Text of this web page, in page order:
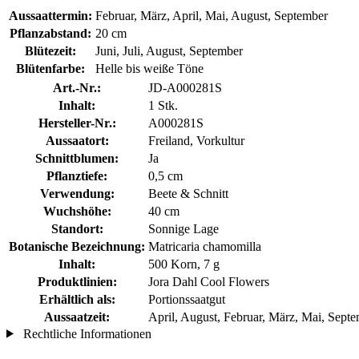
Aussaattermin: Februar, März, April, Mai, August, September
Pflanzabstand: 20 cm
Blütezeit:
Juni, Juli, August, September
Blütenfarbe:
Helle bis weiße Töne
Art.-Nr.:
JD-A000281S
Inhalt:
1 Stk.
Hersteller-Nr.:
A000281S
Aussaatort:
Freiland, Vorkultur
Schnittblumen:
Ja
Pflanztiefe:
0,5 cm
Verwendung:
Beete & Schnitt
Wuchshöhe:
40 cm
Standort:
Sonnige Lage
Botanische Bezeichnung: Matricaria chamomilla
Inhalt:
500 Korn, 7 g
Produktlinien:
Jora Dahl Cool Flowers
Erhältlich als:
Portionssaatgut
Aussaatzeit:
April, August, Februar, März, Mai,
Rechtliche Informationen